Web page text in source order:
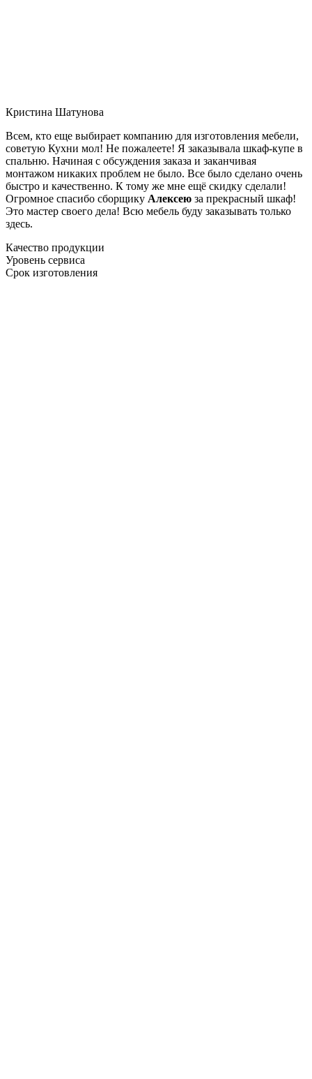
Кристина Шатунова
Всем, кто еще выбирает компанию для изготовления мебели,
советую Кухни мол! Не пожалеете! Я заказывала шкаф-купе в
спальню. Начиная с обсуждения заказа и заканчивая
монтажом никаких проблем не было. Все было сделано очень
быстро и качественно. К тому же мне ещё скидку сделали!
Огромное спасибо сборщику Алексею за прекрасный шкаф!
Это мастер своего дела! Всю мебель буду заказывать только
здесь.
Качество продукции
Уровень сервиса
Срок изготовления